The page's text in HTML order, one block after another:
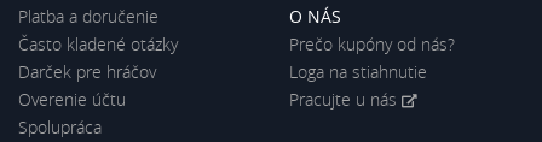
Platba a doručenie
Často kladené otázky
Darček pre hráčov
Overenie účtu
Spolupráca
O NÁS
Prečo kupóny od nás?
Loga na stiahnutie
Pracujte u nás